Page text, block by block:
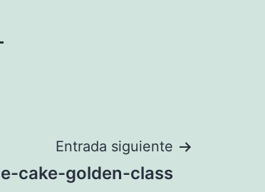
Entrada siguiente
cake-golden-class